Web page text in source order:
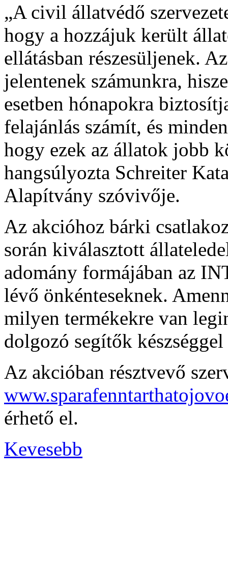
„A civil állatvédő
hogy a hozzájuk került
ellátásban részesüljenek.
jelentenek számunkra,
esetben hónapokra
felajánlás számít, és
hogy ezek az állatok jobb
hangsúlyozta Schreiter
Alapítvány szóvivője.
Az akcióhoz bárki
során kiválasztott
adomány formájában az
lévő önkénteseknek.
milyen termékekre van
dolgozó segítők
Az akcióban résztvevő
érhető el.
Kevesebb